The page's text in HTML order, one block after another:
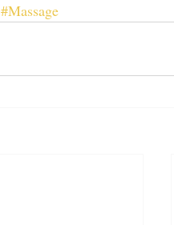
#Massage